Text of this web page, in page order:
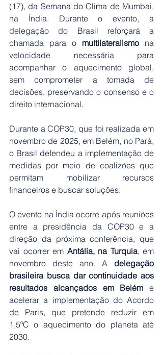
(17), da Semana do Clima de Mumbai,
na Índia. Durante o evento, a
delegação do Brasil reforçará a
chamada para o multilateralismo na
velocidade necessária para
acompanhar o aquecimento global,
sem comprometer a tomada de
decisões, preservando o consenso e o
direito internacional.
Durante a COP30, que foi realizada em
novembro de 2025, em Belém, no Pará,
o Brasil defendeu a implementação de
medidas por meio de coalizões que
permitam mobilizar recursos
financeiros e buscar soluções.
O evento na Índia ocorre após reuniões
entre a presidência da COP30 e a
direção da próxima conferência, que
vai ocorrer em Antália, na Turquia, em
novembro deste ano. A delegação
brasileira busca dar continuidade aos
resultados alcançados em Belém e
acelerar a implementação do Acordo
de Paris, que pretende reduzir em
1,5ºC o aquecimento do planeta até
2030.